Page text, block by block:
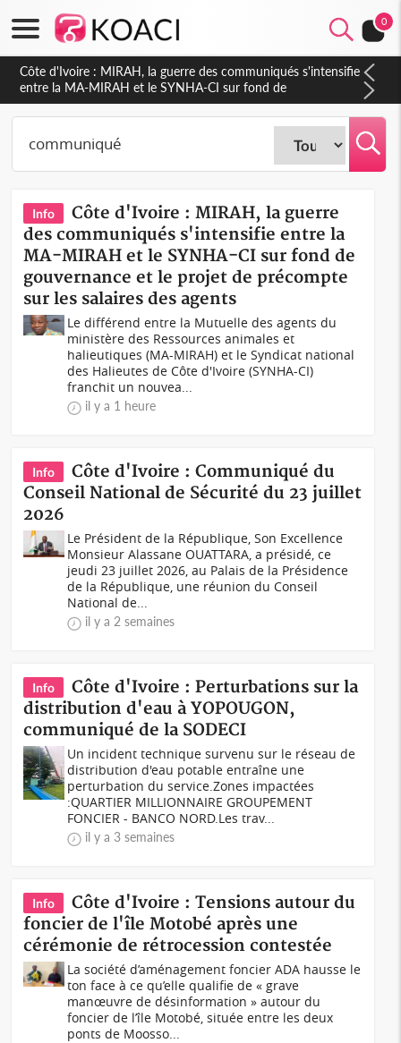
0
Côte d'Ivoire : Indépendance 2026, Thiam plaide pour un
environnement démocratique plus apaisé
Info
Côte d'Ivoire : MIRAH, la guerre
des communiqués s'intensifie entre la
MA-MIRAH et le SYNHA-CI sur fond de
gouvernance et le projet de précompte
sur les salaires des agents
Le différend entre la Mutuelle des agents du
ministère des Ressources animales et
halieutiques (MA-MIRAH) et le Syndicat national
des Halieutes de Côte d'Ivoire (SYNHA-CI)
franchit un nouvea...
il y a 1 heure
Info
Côte d'Ivoire : Communiqué du
Conseil National de Sécurité du 23 juillet
2026
Le Président de la République, Son Excellence
Monsieur Alassane OUATTARA, a présidé, ce
jeudi 23 juillet 2026, au Palais de la Présidence
de la République, une réunion du Conseil
National de...
il y a 2 semaines
Info
Côte d'Ivoire : Perturbations sur la
distribution d'eau à YOPOUGON,
communiqué de la SODECI
Un incident technique survenu sur le réseau de
distribution d'eau potable entraîne une
perturbation du service.Zones impactées
:QUARTIER MILLIONNAIRE GROUPEMENT
FONCIER - BANCO NORD.Les trav...
il y a 3 semaines
Info
Côte d'Ivoire : Tensions autour du
foncier de l'île Motobé après une
cérémonie de rétrocession contestée
La société d’aménagement foncier ADA hausse le
ton face à ce qu’elle qualifie de « grave
manœuvre de désinformation » autour du
foncier de l’île Motobé, située entre les deux
ponts de Moosso...